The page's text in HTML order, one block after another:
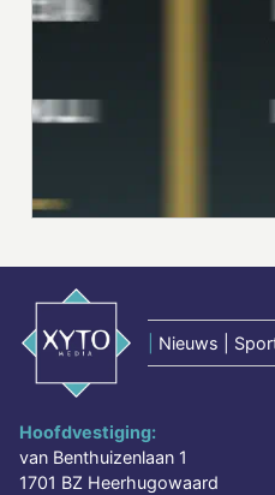
Nieuws |
Hoofdvestiging:
van Benthuizenlaan 1
1701 BZ Heerhugowaard